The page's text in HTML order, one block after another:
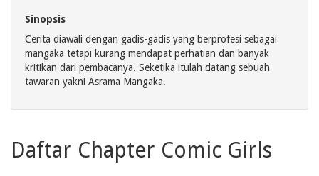
Sinopsis
Cerita diawali dengan gadis-gadis yang berprofesi sebagai
mangaka tetapi kurang mendapat perhatian dan banyak
kritikan dari pembacanya. Seketika itulah datang sebuah
tawaran yakni Asrama Mangaka.
Daftar Chapter Comic Girls